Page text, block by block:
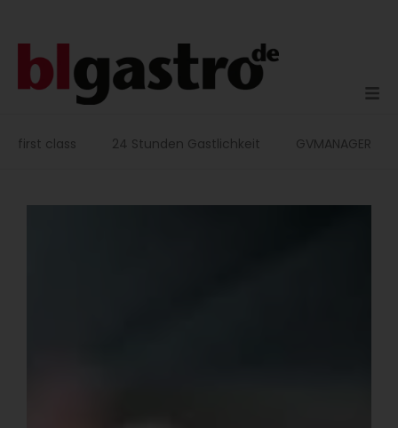
first class 24 Stunden Gastlichkeit GVMANAGER